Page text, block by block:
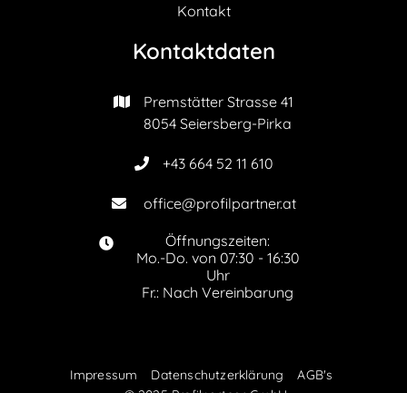
Kontakt
Kontaktdaten

Premstätter Strasse 41
8054 Seiersberg-Pirka
 +43 664 52 11 610
 office@profilpartner.at

Öffnungszeiten:
Mo.-Do. von 07:30 - 16:30
Uhr
Fr.: Nach Vereinbarung
Impressum Datenschutzerklärung
AGB's